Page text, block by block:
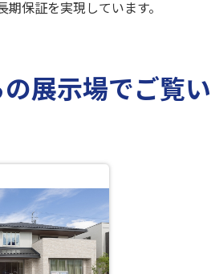
期保証を実現しています。
展示場でご覧い